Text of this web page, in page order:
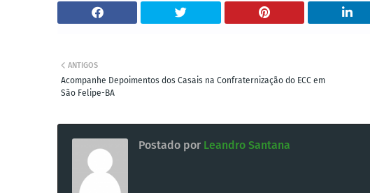
ANTIGOS
Acompanhe Depoimentos dos Casais na Confraternização do ECC em
São Felipe-BA
Postado por Leandro Santana